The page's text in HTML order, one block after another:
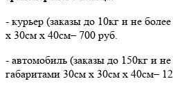
- курьер (заказы до 10кг и не
х 30см х 40см– 700 руб.
- автомобиль (заказы до 150кг и
габаритами 30см х 30см х 40см–